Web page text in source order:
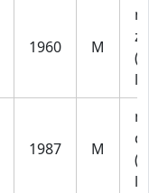
1960 M
1987 M